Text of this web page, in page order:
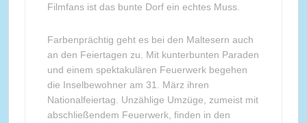
Filmfans ist das bunte Dorf ein echtes Muss.
Farbenprächtig geht es bei den Maltesern auch
an den Feiertagen zu. Mit kunterbunten Paraden
und einem spektakulären Feuerwerk begehen
die Inselbewohner am 31. März ihren
Nationalfeiertag. Unzählige Umzüge, zumeist mit
abschließendem Feuerwerk, finden in den